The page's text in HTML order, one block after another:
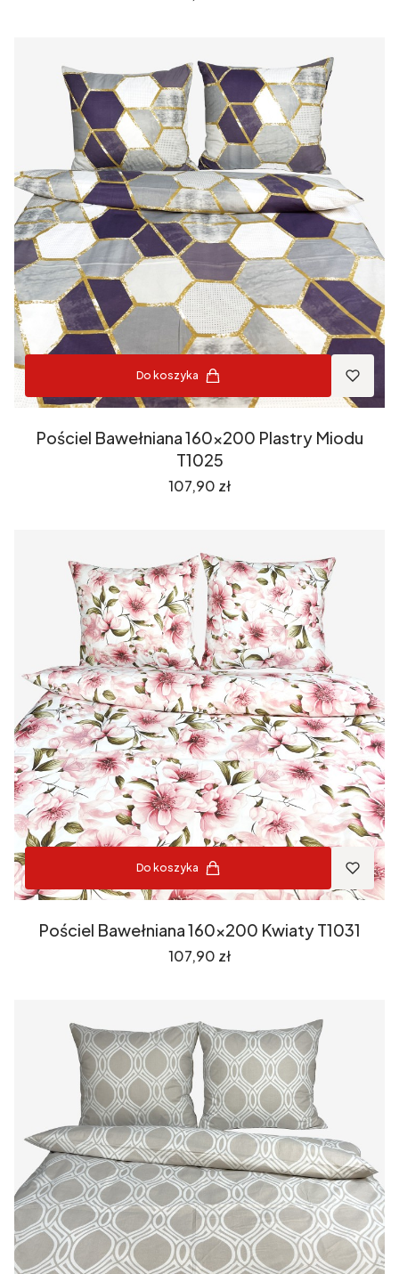
Do koszyka
Pościel Bawełniana 160x200 Plastry Miodu
T1025
Cena
107,90 zł
Do koszyka
Pościel Bawełniana 160x200 Kwiaty T1031
Cena
107,90 zł